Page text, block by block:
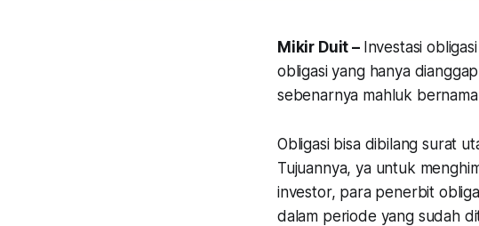
Mikir Duit – Investasi
obligasi yang hanya
sebenarnya mahluk
Obligasi bisa dibilang surat
Tujuannya, ya untuk
investor, para penerbit
dalam periode yang sudah